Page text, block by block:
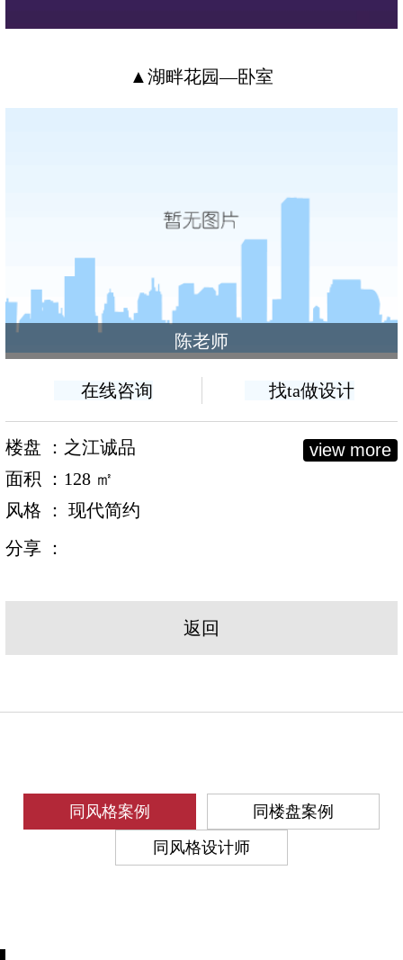
▲湖畔花园—卧室
陈老师
在线咨询 找ta做设计
楼盘 ：之江诚品
view more
面积 ：128 ㎡
风格 ： 现代简约
分享 ：
返回
同风格案例
同楼盘案例
同风格设计师